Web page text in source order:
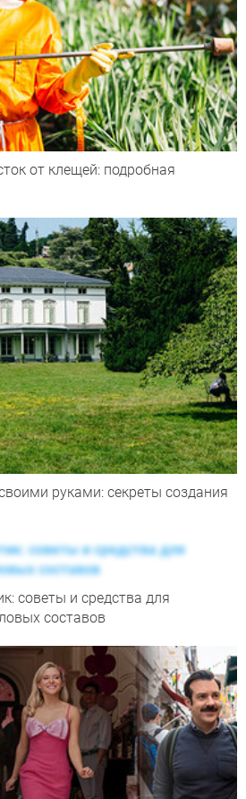
от клещей: подробная
руками: секреты создания
советы и средства для
составов